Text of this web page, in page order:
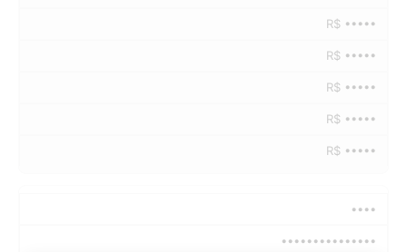
R$ •••••
R$ •••••
R$ •••••
R$ •••••
R$ •••••
••••
•••••••••••••••